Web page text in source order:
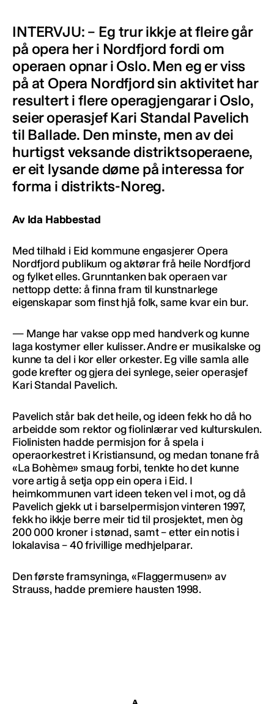
INTERVJU: – Eg trur ikkje at fleire går
på opera her i Nordfjord fordi om
operaen opnar i Oslo. Men eg er viss
på at Opera Nordfjord sin aktivitet har
resultert i flere operagjengarar i Oslo,
seier operasjef Kari Standal Pavelich
til Ballade. Den minste, men av dei
hurtigst veksande distriktsoperaene,
er eit lysande døme på interessa for
forma i distrikts-Noreg.
Av Ida Habbestad
Med tilhald i Eid kommune engasjerer Opera
Nordfjord publikum og aktørar frå heile Nordfjord
og fylket elles. Grunntanken bak operaen var
nettopp dette: å finna fram til kunstnarlege
eigenskapar som finst hjå folk, same kvar ein bur.
— Mange har vakse opp med handverk og kunne
laga kostymer eller kulisser. Andre er musikalske og
kunne ta del i kor eller orkester. Eg ville samla alle
gode krefter og gjera dei synlege, seier operasjef
Kari Standal Pavelich.
Pavelich står bak det heile, og ideen fekk ho då ho
arbeidde som rektor og fiolinlærar ved kulturskulen.
Fiolinisten hadde permisjon for å spela i
operaorkestret i Kristiansund, og medan tonane frå
«La Bohème» smaug forbi, tenkte ho det kunne
vore artig å setja opp ein opera i Eid. I
heimkommunen vart ideen teken vel i mot, og då
Pavelich gjekk ut i barselpermisjon vinteren 1997,
fekk ho ikkje berre meir tid til prosjektet, men òg
200 000 kroner i stønad, samt – etter ein notis i
lokalavisa – 40 frivillige medhjelparar.
Den første framsyninga, «Flaggermusen» av
Strauss, hadde premiere hausten 1998.